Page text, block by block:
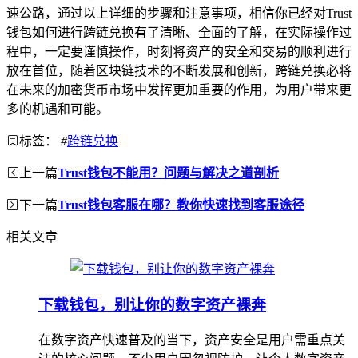
速公路，通过以上详细的步骤和注意事项，相信你已经对Trust
钱包如何进行跨链兑换有了清晰、全面的了解，在实际操作过
程中，一定要谨慎操作，时刻将资产的安全和交易的顺利进行
放在首位，随着区块链技术的不断发展和创新，跨链兑换必将
在未来的加密货币市场中发挥更加重要的作用，为用户带来更
多的机遇和可能。
标签： #跨链兑换
上一篇Trust钱包不能用？问题与解决之道剖析
下一篇Trust钱包客服在哪？教你快速找到客服途径
相关文章
下载钱包，别让你的数字资产裸奔
在数字资产快速普及的当下，资产安全是用户需重点关